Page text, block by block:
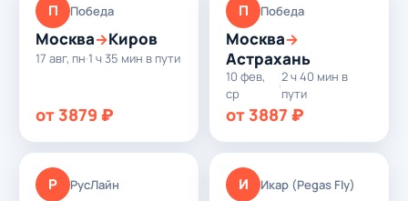
П Победа
Москва→Киров
17 авг, пн·1 ч 35 мин в пути
от 3879 ₽
П Победа
Москва→
Астрахань
10 фев,
ср
·
2 ч 40 мин в
пути
от 3887 ₽
Р РусЛайн И Икар (Pegas Fly)